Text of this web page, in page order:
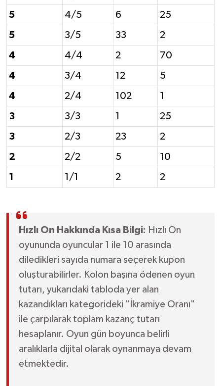
5 4/5 6 25
5 3/5 33 2
4 4/4 2 70
4 3/4 12 5
4 2/4 102 1
3 3/3 1 25
3 2/3 23 2
2 2/2 5 10
1 1/1 2 2
Hızlı On Hakkında Kısa Bilgi: Hızlı On
oyununda oyuncular 1 ile 10 arasında
diledikleri sayıda numara seçerek kupon
oluşturabilirler. Kolon başına ödenen oyun
tutarı, yukarıdaki tabloda yer alan
kazandıkları kategorideki "İkramiye Oranı"
ile çarpılarak toplam kazanç tutarı
hesaplanır. Oyun gün boyunca belirli
aralıklarla dijital olarak oynanmaya devam
etmektedir.